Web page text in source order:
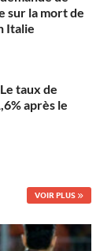
sur la mort de
Italie
taux de
après le
VOIR PLUS